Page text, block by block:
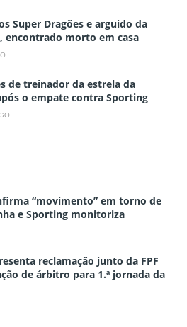
Super Dragões e arguido da
encontrado morto em casa
de treinador da estrela da
o empate contra Sporting
“movimento” em torno de
e Sporting monitoriza
reclamação junto da FPF
de árbitro para 1.ª jornada da